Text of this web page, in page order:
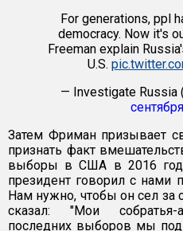
For generations, ppl
democracy. Now it's
Freeman explain
U.S.
— Investigate Russia
Затем Фриман призывает
признать факт
выборы в США в 2016
президент говорил с нами
Нам нужно, чтобы он сел за
сказал: "Мои
последних выборов мы